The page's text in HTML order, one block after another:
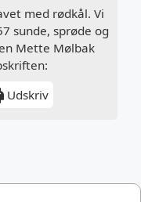
med rødkål. Vi
sunde, sprøde og
Mette Mølbak
Udskriv